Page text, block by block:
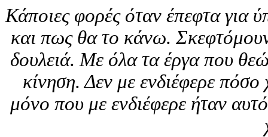
Κάποιες φορές όταν έπεφτα για
και πως θα το κάνω.
δουλειά. Με όλα τα έργα που
κίνηση. Δεν με ενδιέφερε
μόνο που με ενδιέφερε ήταν